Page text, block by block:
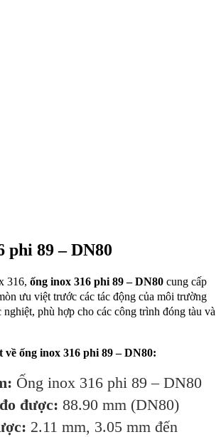
phi 89 – DN80
316, ống inox 316 phi 89 – DN80 cung cấp
ưu việt trước các tác động của môi trường
phù hợp cho các công trình đóng tàu và
về ống inox 316 phi 89 – DN80:
Ống inox 316 phi 89 – DN80
được: 88.90 mm (DN80)
2.11 mm, 3.05 mm đến